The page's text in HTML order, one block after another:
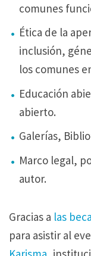
comunes
Ética de la
inclusión,
los comunes
Educación
abierto.
Galerías,
Marco legal,
autor.
Gracias a las
para asistir al